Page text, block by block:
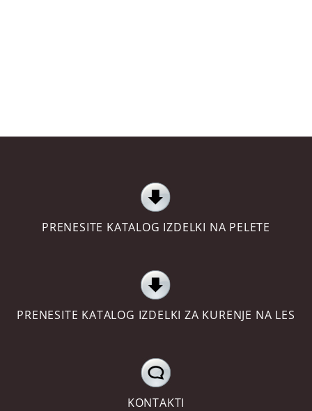
PRENESITE KATALOG IZDELKI NA PELETE
PRENESITE KATALOG IZDELKI ZA KURENJE NA LES
KONTAKTI